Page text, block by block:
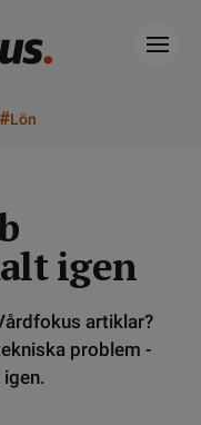
#Lön
igen
artiklar?
problem -